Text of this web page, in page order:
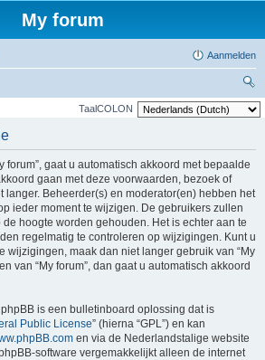
My forum
Aanmelden
oe
n
TaalCOLON
forum”, gaat u automatisch akkoord met bepaalde
gaan met deze voorwaarden, bezoek of
langer. Beheerder(s) en moderator(en) hebben het
ieder moment te wijzigen. De gebruikers zullen
hoogte worden gehouden. Het is echter aan te
regelmatig te controleren op wijzigingen. Kunt u
wijzigingen, maak dan niet langer gebruik van “My
van “My forum”, dan gaat u automatisch akkoord
is een bulletinboard oplossing dat is
Public License” (hierna “GPL”) en kan
en via de Nederlandstalige website
software vergemakkelijkt alleen de internet